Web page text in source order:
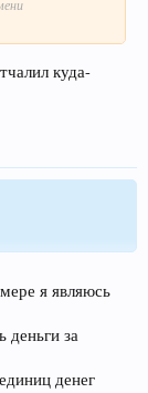
куда-
я являюсь
деньги за
денег